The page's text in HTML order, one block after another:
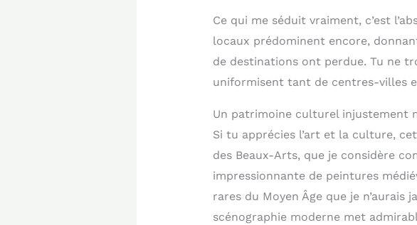
Ce qui me séduit vraiment, c’est
locaux prédominent encore,
de destinations ont perdue. Tu ne
uniformisent tant de centres-villes
Un patrimoine culturel injustement
Si tu apprécies l’art et la culture,
des Beaux-Arts, que je considère
impressionnante de peintures
rares du Moyen Âge que je
scénographie moderne met